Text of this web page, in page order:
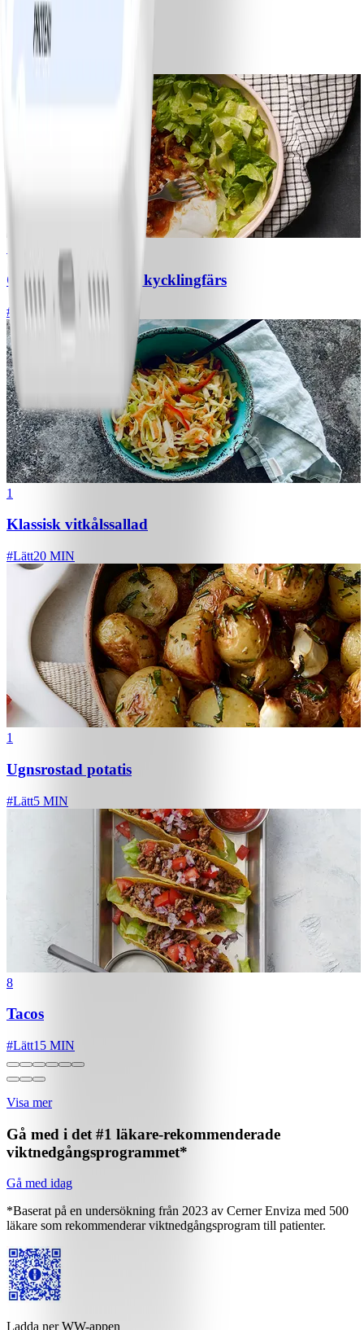
Bananpannkakor
Chili con carne med kycklingfärs
# Lätt
1
Klassisk vitkålssallad
#Lätt20 MIN
1
Ugnsrostad potatis
#Lätt5 MIN
8
Tacos
#Lätt15 MIN
Visa mer
Gå med i det #1 läkare-rekommenderade
viktnedgångsprogrammet*
Gå med idag
*Baserat på en undersökning från 2023 av Cerner Enviza med 500
läkare som rekommenderar viktnedgångsprogram till patienter.
Ladda ner WW-appen